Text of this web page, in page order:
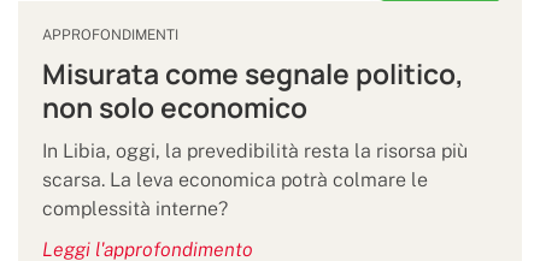
APPROFONDIMENTI
Misurata come segnale politico,
non solo economico
In Libia, oggi, la prevedibilità resta la risorsa più
scarsa. La leva economica potrà colmare le
complessità interne?
Leggi l'approfondimento